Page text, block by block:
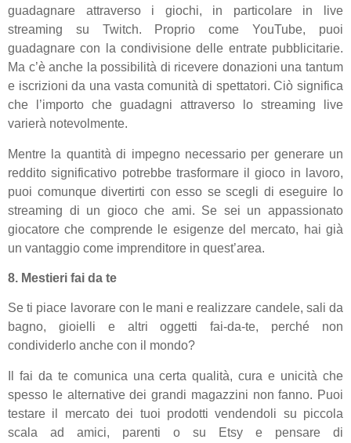
guadagnare attraverso i giochi, in particolare in live
streaming su Twitch. Proprio come YouTube, puoi
guadagnare con la condivisione delle entrate pubblicitarie.
Ma c’è anche la possibilità di ricevere donazioni una tantum
e iscrizioni da una vasta comunità di spettatori. Ciò significa
che l’importo che guadagni attraverso lo streaming live
varierà notevolmente.
Mentre la quantità di impegno necessario per generare un
reddito significativo potrebbe trasformare il gioco in lavoro,
puoi comunque divertirti con esso se scegli di eseguire lo
streaming di un gioco che ami. Se sei un appassionato
giocatore che comprende le esigenze del mercato, hai già
un vantaggio come imprenditore in quest’area.
8. Mestieri fai da te
Se ti piace lavorare con le mani e realizzare candele, sali da
bagno, gioielli e altri oggetti fai-da-te, perché non
condividerlo anche con il mondo?
Il fai da te comunica una certa qualità, cura e unicità che
spesso le alternative dei grandi magazzini non fanno. Puoi
testare il mercato dei tuoi prodotti vendendoli su piccola
scala ad amici, parenti o su Etsy e pensare di